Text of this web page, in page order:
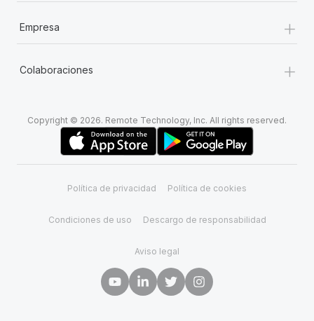
Empresa +
Colaboraciones +
Copyright © 2026. Remote Technology, Inc. All rights reserved.
Política de privacidad Política de cookies
Condiciones de uso Descargo de responsabilidad
Aviso legal